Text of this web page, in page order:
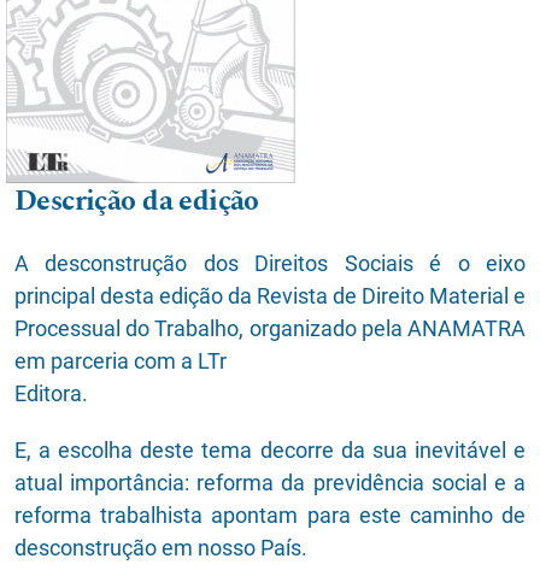
Descrição da edição
A desconstrução dos Direitos Sociais é o eixo
principal desta edição da Revista de Direito Material e
Processual do Trabalho, organizado pela ANAMATRA
em parceria com a LTr
Editora.
E, a escolha deste tema decorre da sua inevitável e
atual importância: reforma da previdência social e a
reforma trabalhista apontam para este caminho de
desconstrução em nosso País.